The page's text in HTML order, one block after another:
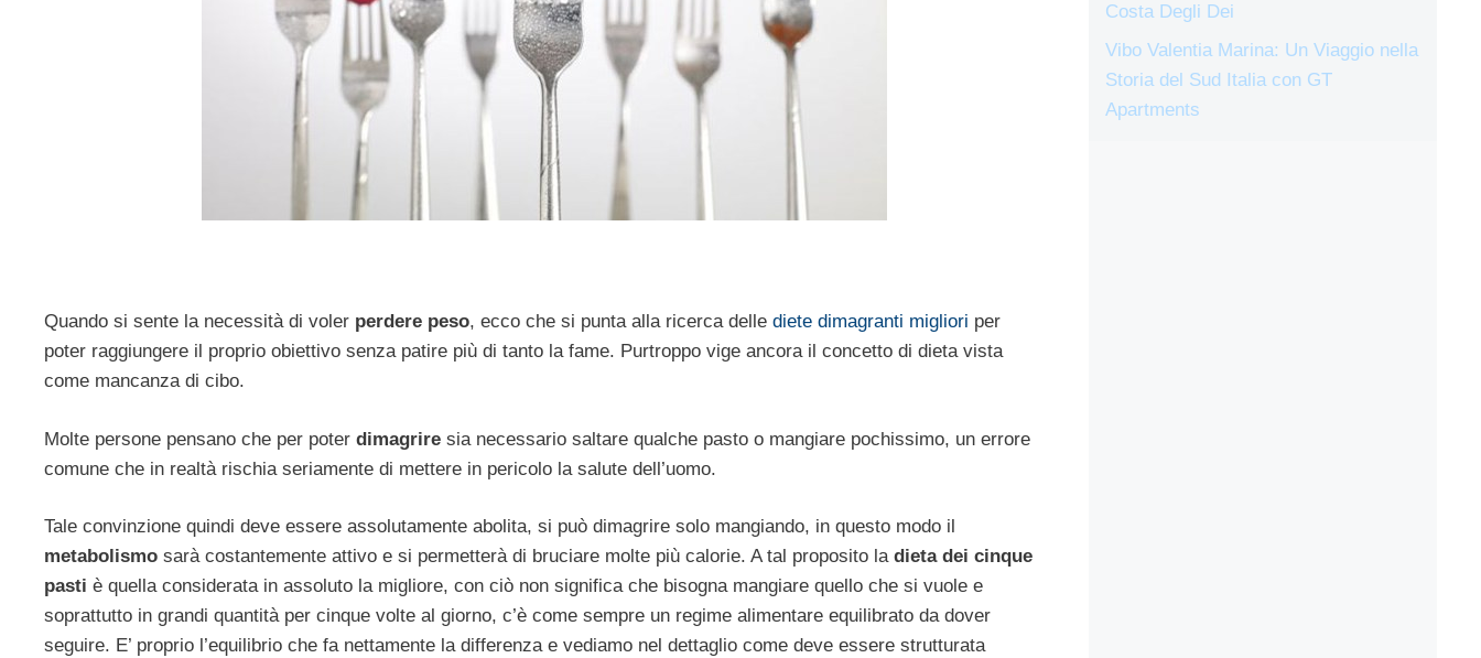
Quando si sente la necessità di voler perdere peso, ecco che si punta alla ricerca delle diete dimagranti migliori per
poter raggiungere il proprio obiettivo senza patire più di tanto la fame. Purtroppo vige ancora il concetto di dieta vista
come mancanza di cibo.
Molte persone pensano che per poter dimagrire sia necessario saltare qualche pasto o mangiare pochissimo, un errore
comune che in realtà rischia seriamente di mettere in pericolo la salute dell’uomo.
Tale convinzione quindi deve essere assolutamente abolita, si può dimagrire solo mangiando, in questo modo il
metabolismo sarà costantemente attivo e si permetterà di bruciare molte più calorie. A tal proposito la dieta dei cinque
pasti è quella considerata in assoluto la migliore, con ciò non significa che bisogna mangiare quello che si vuole e
soprattutto in grandi quantità per cinque volte al giorno, c’è come sempre un regime alimentare equilibrato da dover
seguire. E’ proprio l’equilibrio che fa nettamente la differenza e vediamo nel dettaglio come deve essere strutturata
Costa Degli Dei
Vibo Valentia Marina: Un Viaggio nella
Storia del Sud Italia con GT
Apartments